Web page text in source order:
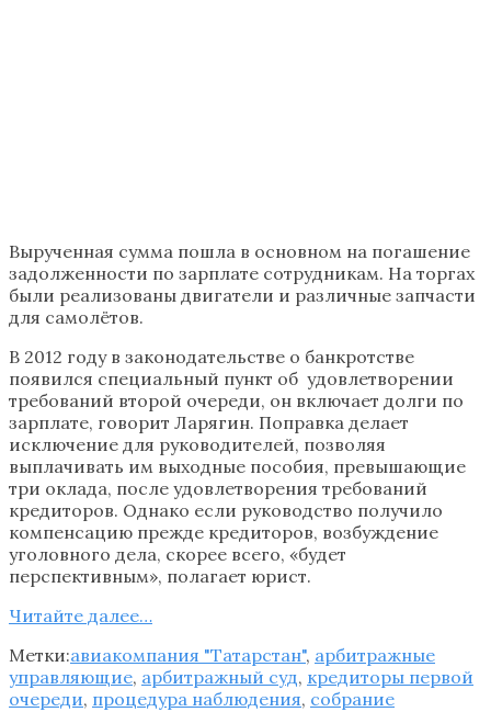
Вырученная сумма пошла в основном на погашение
задолженности по зарплате сотрудникам. На торгах
были реализованы двигатели и различные запчасти
для самолётов.
В 2012 году в законодательстве о банкротстве
появился специальный пункт об удовлетворении
требований второй очереди, он включает долги по
зарплате, говорит Ларягин. Поправка делает
исключение для руководителей, позволяя
выплачивать им выходные пособия, превышающие
три оклада, после удовлетворения требований
кредиторов. Однако если руководство получило
компенсацию прежде кредиторов, возбуждение
уголовного дела, скорее всего, «будет
перспективным», полагает юрист.
Читайте далее…
Метки:авиакомпания "Татарстан", арбитражные
управляющие, арбитражный суд, кредиторы первой
очереди, процедура наблюдения, собрание